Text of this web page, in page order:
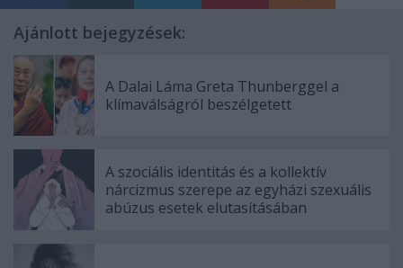
Ajánlott bejegyzések:
A Dalai Láma Greta Thunberggel a
klímaválságról beszélgetett
A szociális identitás és a kollektív
nárcizmus szerepe az egyházi szexuális
abúzus esetek elutasításában